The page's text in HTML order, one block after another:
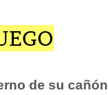
de su cañón